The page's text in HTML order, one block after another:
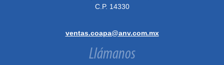
C.P. 14330
ventas.coapa@anv.com.mx
Llámanos